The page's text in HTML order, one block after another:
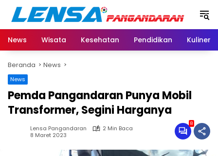
Langsung
konten
News
Wisata Kesehatan Pendidikan Kuliner
Beranda News
News
Pemda Pangandaran Punya Mobil
Transformer, Segini Harganya
Lensa Pangandaran
2 Min Baca
8 Maret 2023
8